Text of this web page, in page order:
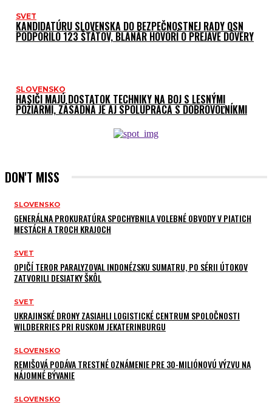
SVET
KANDIDATÚRU SLOVENSKA DO BEZPEČNOSTNEJ RADY OSN
PODPORILO 123 ŠTÁTOV, BLANÁR HOVORÍ O PREJAVE DÔVERY
SLOVENSKO
HASIČI MAJÚ DOSTATOK TECHNIKY NA BOJ S LESNÝMI
POŽIARMI, ZÁSADNÁ JE AJ SPOLUPRÁCA S DOBROVOĽNÍKMI
DON'T MISS
SLOVENSKO
GENERÁLNA PROKURATÚRA SPOCHYBNILA VOLEBNÉ OBVODY V PIATICH
MESTÁCH A TROCH KRAJOCH
SVET
OPIČÍ TEROR PARALYZOVAL INDONÉZSKU SUMATRU, PO SÉRII ÚTOKOV
ZATVORILI DESIATKY ŠKÔL
SVET
UKRAJINSKÉ DRONY ZASIAHLI LOGISTICKÉ CENTRUM SPOLOČNOSTI
WILDBERRIES PRI RUSKOM JEKATERINBURGU
SLOVENSKO
REMIŠOVÁ PODÁVA TRESTNÉ OZNÁMENIE PRE 30-MILIÓNOVÚ VÝZVU NA
NÁJOMNÉ BÝVANIE
SLOVENSKO